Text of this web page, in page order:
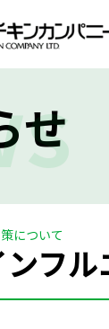
せ
について
フ